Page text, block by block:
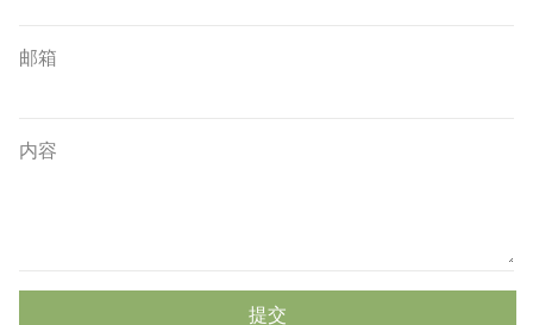
邮箱
内容
提交